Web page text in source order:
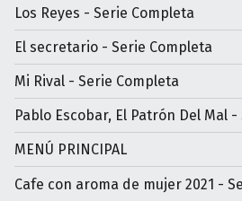
Los Reyes - Serie Completa
El secretario - Serie Completa
Mi Rival - Serie Completa
Pablo Escobar, El Patrón Del Mal
MENÚ PRINCIPAL
Cafe con aroma de mujer 2021 -